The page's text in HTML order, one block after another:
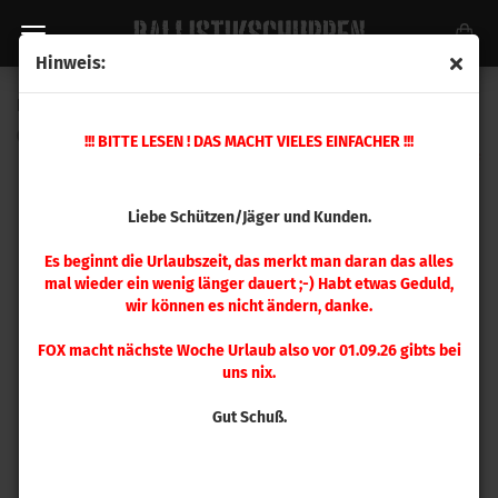
Hinweis:
!!! BITTE LESEN ! DAS MACHT VIELES EINFACHER !!!
Liebe Schützen/Jäger und Kunden.
Es beginnt die Urlaubszeit, das merkt man daran das alles
mal wieder ein wenig länger dauert ;-) Habt etwas Geduld,
wir können es nicht ändern, danke.
FOX macht nächste Woche Urlaub also vor 01.09.26 gibts bei
uns nix.
Gut Schuß.
380722)